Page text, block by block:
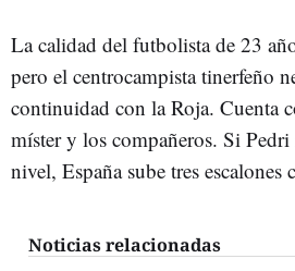
La calidad del futbolista de 23
pero el centrocampista tinerfeño
continuidad con la Roja. Cuenta
míster y los compañeros. Si
nivel, España sube tres
Noticias relacionadas